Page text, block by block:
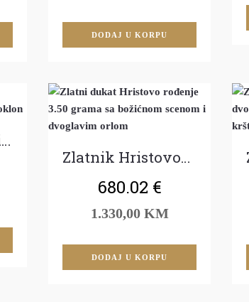
DODAJ U KORPU
Zlatnik Carice Milice
Zlatnik Hristovog rođenja
680.02 €
1.330,00 KM
DODAJ U KORPU